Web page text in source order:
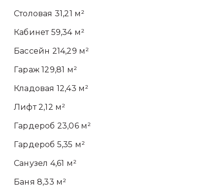
Кабинет 59,34 м²
Бассейн 214,29 м²
Гараж 129,81 м²
Столовая 31,21 м²
Кладовая 12,43 м²
Гардероб 23,06 м²
Гардероб 5,35 м²
Санузел 4,61 м²
Баня 8,33 м²
Лифт 2,12 м²